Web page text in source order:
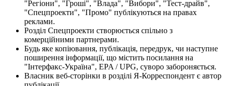
"Регіони", "Гроші", "Влада", "Вибори", "Тест-драйв",
"Спецпроекти", "Промо" публікуються на правах
реклами.
Розділ Спецпроекти створюється спільно з
комерційними партнерами.
Будь яке копіювання, публікація, передрук, чи наступне
поширення інформації, що містить посилання на
"Інтерфакс-Україна", EPA / UPG, суворо забороняється.
Власник веб-сторінки в розділі Я-Корреспондент є автор